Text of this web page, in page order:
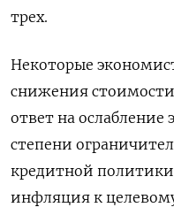
трех.
Некоторые
снижения
ответ на
степени
кредитной
инфляция к